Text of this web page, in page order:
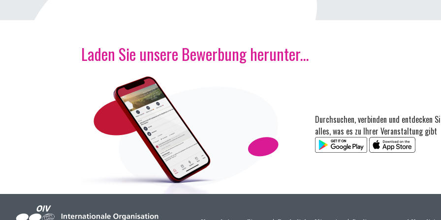
Laden Sie unsere Bewerbung herunter...
Durchsuchen, verbinden und entdecken
alles, was es zu Ihrer Veranstaltung gibt